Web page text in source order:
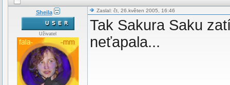
Sheila
Uživatel
Zaslal: čt, 26.květen 2005, 16:46
Tak Sakura Saku
neťapala...